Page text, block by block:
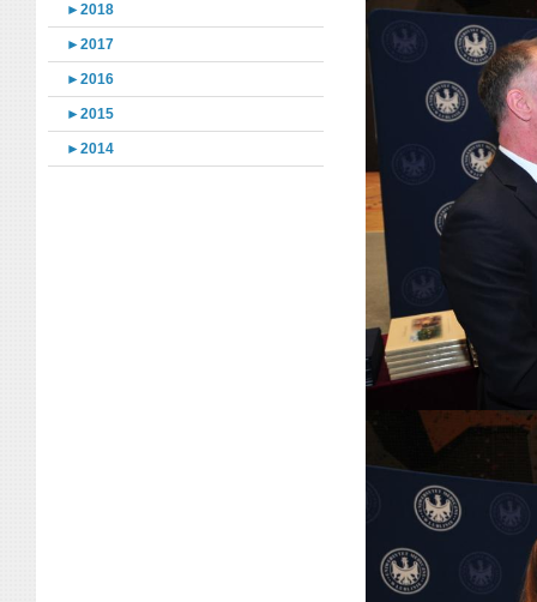
►2018
►2017
►2016
►2015
►2014